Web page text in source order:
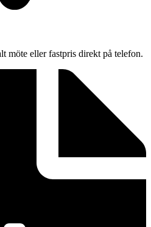
möte eller fastpris direkt på telefon.